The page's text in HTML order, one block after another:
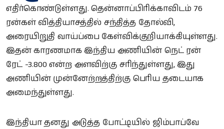
எதிர்கொண்டுள்ளது. தென்னாப்பிரிக்காவிடம் 76
ரன்கள் வித்தியாசத்தில் சந்தித்த தோல்வி,
அரையிறுதி வாய்ப்பை கேள்விக்குறியாக்கியுள்ளது.
இதன் காரணமாக இந்திய அணியின் நெட் ரன்
ரேட் -3.800 என்ற அளவிற்கு சரிந்துள்ளது, இது
அணியின் முன்னேற்றத்திற்கு பெரிய தடையாக
அமைந்துள்ளது.
இந்தியா தனது அடுத்த போட்டியில் ஜிம்பாப்வே